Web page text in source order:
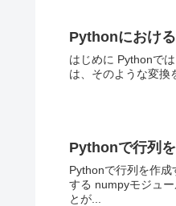
Pythonにおけ
はじめに Pythonで
は、そのような変換
Pythonで行列
Pythonで行列を作
する numpyモジュ
とが...